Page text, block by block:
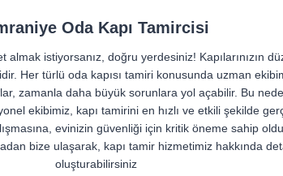
Oda Kapı Tamircisi
istiyorsanız, doğru yerdesiniz! Kapılarınızın
Her türlü oda kapısı tamiri konusunda uzman
zamanla daha büyük sorunlara yol açabilir. Bu
ekibimiz, kapı tamirini en hızlı ve etkili şekilde
evinizin güvenliği için kritik öneme sahip
bize ulaşarak, kapı tamir hizmetimiz hakkında
oluşturabilirsiniz